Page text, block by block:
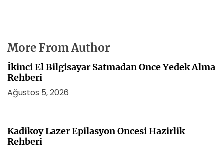
More From Author
İkinci El Bilgisayar Satmadan Once Yedek Alma
Rehberi
Ağustos 5, 2026
Kadikoy Lazer Epilasyon Oncesi Hazirlik
Rehberi